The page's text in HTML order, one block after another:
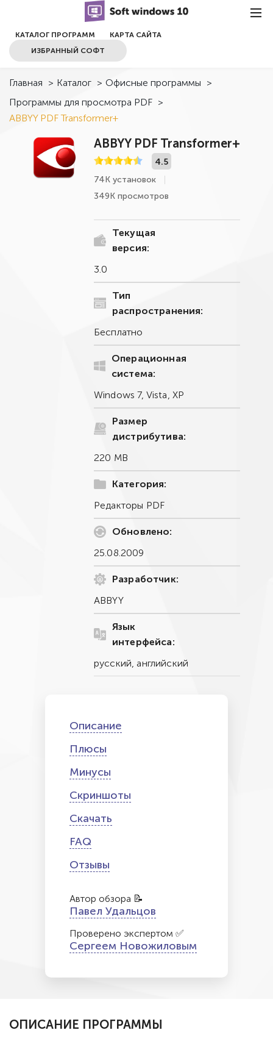
КАТАЛОГ ПРОГРАММ
КАРТА САЙТА
ИЗБРАННЫЙ СОФТ
Главная > Каталог > Офисные программы >
Программы для просмотра PDF >
ABBYY PDF Transformer+
ABBYY PDF Transformer+
4.5
74К установок
349К просмотров
Текущая
версия:
3.0
Тип
распространения:
Бесплатно
Операционная
система:
Windows 7, Vista, XP
Размер
дистрибутива:
220 MB
Категория:
Редакторы PDF
Обновлено:
25.08.2009
Разработчик:
ABBYY
Язык
интерфейса:
русский, английский
Описание
Плюсы
Минусы
Скриншоты
Скачать
FAQ
Отзывы
Автор обзора 📝
Павел Удальцов
Проверено экспертом ✅
Сергеем Новожиловым
ОПИСАНИЕ ПРОГРАММЫ